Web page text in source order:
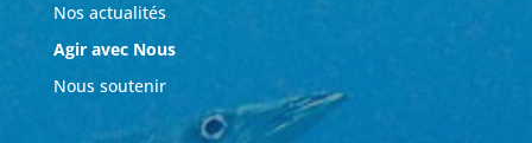
Nos actualités
Agir avec Nous
Nous soutenir